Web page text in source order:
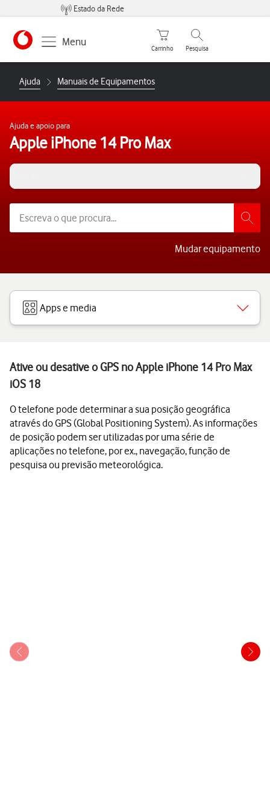
Estado da Rede
https://www.vodafone.pt
Menu
Carrinho de compras
Carrinho
Pesquisar
Pesquisa
Ajuda Manuais de Equipamentos
Ajuda e apoio para
Apple iPhone 14 Pro Max
Mudar equipamento
Apps e media
Ative ou desative o GPS no Apple iPhone 14 Pro Max
iOS 18
O telefone pode determinar a sua posição geográfica
através do GPS (Global Positioning System). As informações
de posição podem ser utilizadas por uma série de
aplicações no telefone, por ex., navegação, função de
pesquisa ou previsão meteorológica.